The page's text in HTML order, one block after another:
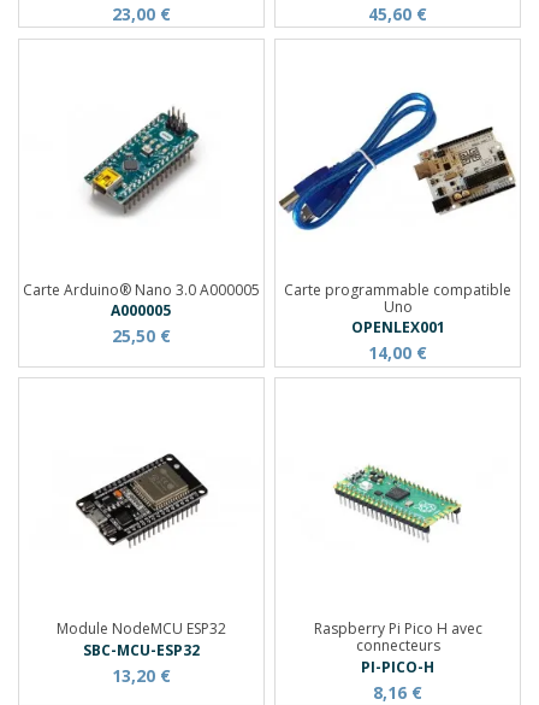
23,00 € 45,60 €
Carte Arduino® Nano 3.0 A000005
A000005
25,50 €
Carte programmable compatible
Uno
OPENLEX001
14,00 €
Module NodeMCU ESP32
SBC-MCU-ESP32
13,20 €
Raspberry Pi Pico H avec
connecteurs
PI-PICO-H
8,16 €